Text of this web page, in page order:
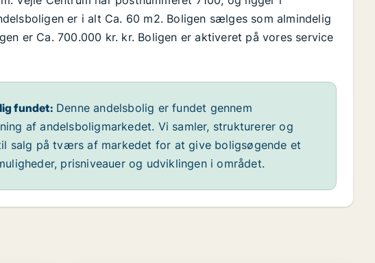
er i alt Ca. 60 m2. Boligen sælges som almindelig
er Ca. 700.000 kr. kr. Boligen er aktiveret på vores service
fundet:Denne andelsbolig er fundet gennem
af andelsboligmarkedet. Vi samler, strukturerer og
salg på tværs af markedet for at give boligsøgende et
prisniveauer og udviklingen i området.